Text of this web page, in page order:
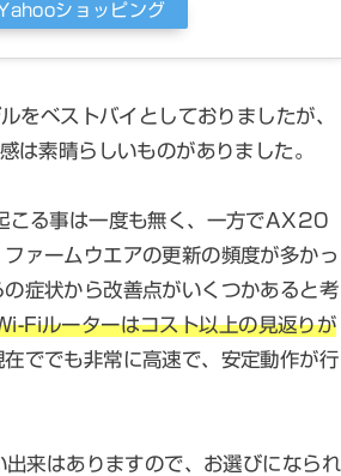
ショッピング
ベストバイとしておりましたが、
素晴らしいものがありました。
こる事は一度も無く、一方でAX20
ァームウエアの更新の頻度が多かっ
症状から改善点がいくつかあると考
Fiルーターはコスト以上の見返りが
ででも非常に高速で、安定動作が行
来はありますので、お選びになられ